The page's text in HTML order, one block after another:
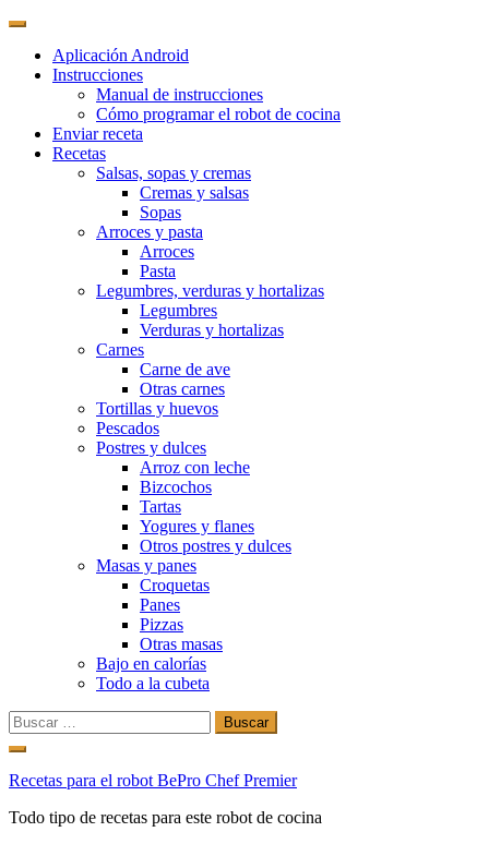
Aplicación Android
Instrucciones
Manual de instrucciones
Cómo programar el robot de cocina
Enviar receta
Recetas
Salsas, sopas y cremas
Cremas y salsas
Sopas
Arroces y pasta
Arroces
Pasta
Legumbres, verduras y hortalizas
Legumbres
Verduras y hortalizas
Carnes
Carne de ave
Otras carnes
Tortillas y huevos
Pescados
Postres y dulces
Arroz con leche
Bizcochos
Tartas
Yogures y flanes
Otros postres y dulces
Masas y panes
Croquetas
Panes
Pizzas
Otras masas
Bajo en calorías
Todo a la cubeta
Buscar:
Ir
contenido
Recetas para el robot BePro Chef Premier
Todo tipo de recetas para este robot de cocina